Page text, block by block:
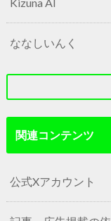
ななしいんく
関連コンテンツ
公式Xアカウント